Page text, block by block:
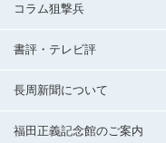
コラム狙撃兵
書評・テレビ評
長周新聞について
福田正義記念館のご案内